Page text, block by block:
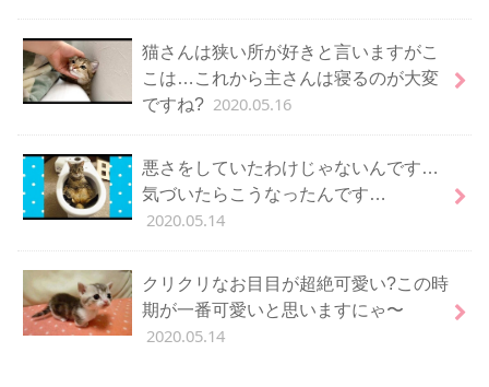
猫さんは狭い所が好きと言いますがこ
こは…これから主さんは寝るのが大変
ですね? 2020.05.16
悪さをしていたわけじゃないんです…
気づいたらこうなったんです…
2020.05.14
クリクリなお目目が超絶可愛い?この時
期が一番可愛いと思いますにゃ〜
2020.05.14